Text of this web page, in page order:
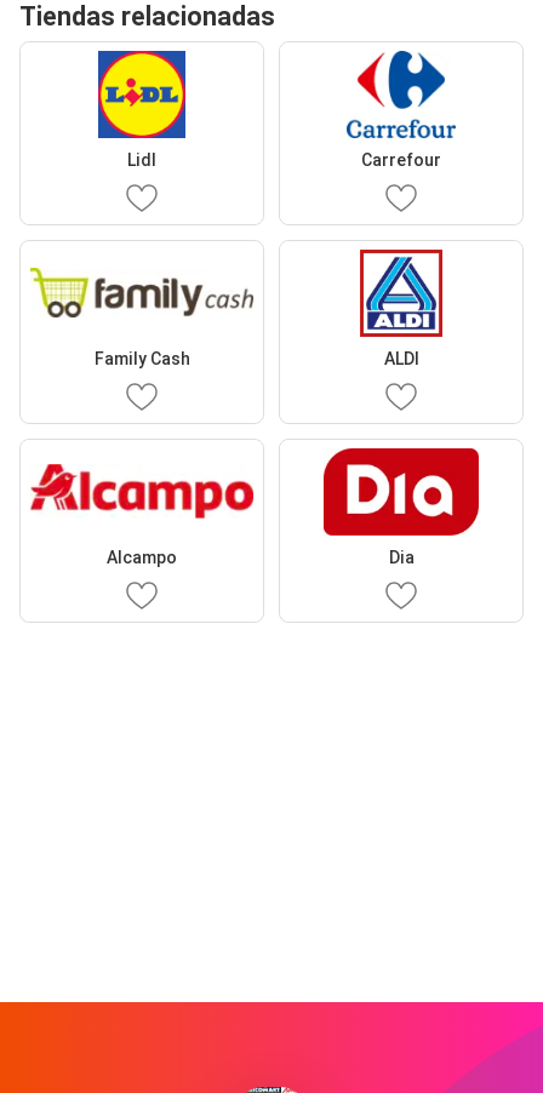
Tiendas relacionadas
Lidl Carrefour
Family Cash ALDI
Alcampo Dia